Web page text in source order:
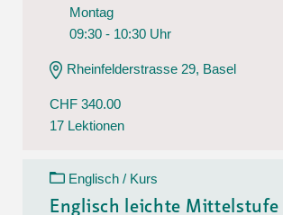
Montag
09:30 - 10:30 Uhr
Rheinfelderstrasse 29, Basel
CHF 340.00
17 Lektionen
Englisch / Kurs
Englisch leichte Mittelstufe